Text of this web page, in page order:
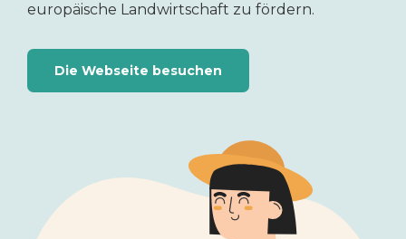
europäische Landwirtschaft zu fördern.
Die Webseite besuchen